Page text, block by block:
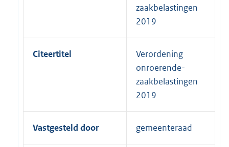
zaakbelastingen
2019
Citeertitel
Verordening
onroerende-
zaakbelastingen
2019
Vastgesteld door gemeenteraad